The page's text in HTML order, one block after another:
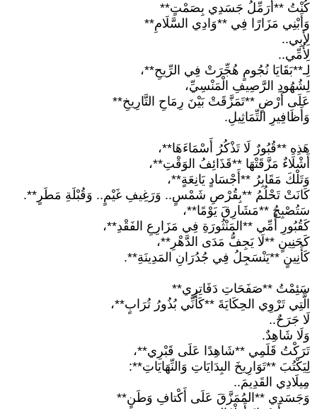
كُنْتُ **أُرَمِّلُ جَسَدِي بِصَمْتٍ**
وَأَبْنِي مَزَارًا فِي **وَادِي السَّلَامِ**
لِأَبِي..
لِأُمِّي..
لِـ**بَقَايَا نُجُومٍ هُجِّرَتْ فِي الرِّيحِ**،
لِشُهُودِ الرَّصِيفِ الْمَنْسِيِّ،
عَلَى أَرْضٍ **تَمَزَّقَتْ بَيْنَ رِمَاحِ التَّارِيخِ**
وَأَظَافِيرِ التِّمَاثِيلِ.
هَذِهِ **قُبُورٌ لَا تَذْكُرُ أَسْمَاءَهَا**،
أَشْلَاءٌ مَزَّقَتْهَا **قَذَائِفُ الوَقْتِ**،
وَتَلْكَ مَقَابِرُ **أَجْسَادٍ يَانِعَةٍ**،
كَانَتْ تَحْلُمُ **بِقُرْصِ شَمْسٍ.. وَرَغِيفِ غَيْمٍ.. وَقُبْلَةِ مَطَرٍ**.
سَتُصْبِحُ **مَشَارِقَ يَوْمًا**،
كَقُبُورِ أُمِّي **المَنْثُورَةِ فِي مَزَارِعِ الفَقْدِ**،
كَحَنِينٍ **لَا يَجِفُّ مَدَى الدَّهْرِ**،
كَأَنِينٍ **يَنْسَجِلُ فِي جُدُرَانِ المَدِينَةِ**.
سَئِمْتُ **صَفَحَاتِ دَفَاتِرِي**
الَّتِي تَرْوِي الحِكَايَةَ **كَأَنِّي بُذُورُ تُرَابٍ**،
لَا جَرَحٌ..
وَلَا شَاهِدٌ.
تَرَكْتُ قَلَمِي **شَاهِدًا عَلَى قَبْرِي**،
لِيَكْتُبَ **تَوَارِيخَ البِدَايَاتِ وَالنِّهَايَاتِ**:
مِيلَادِي القَدِيمَ..
وَجَسَدِي **المُمَزَّقَ عَلَى أَكْتافِ وَطَنٍ**